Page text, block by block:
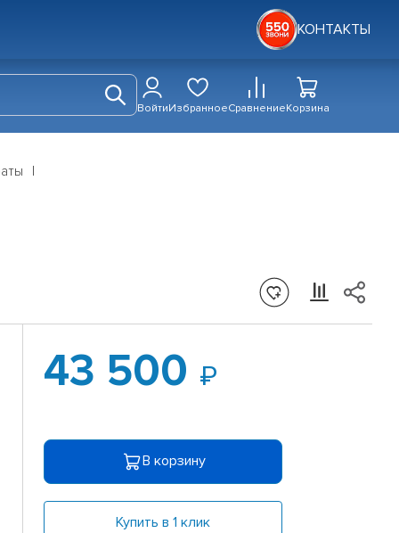
КОНТАКТЫ
ВойтиИзбранноеСравнениеКорзина
43 500
В корзину
Купить в 1 клик